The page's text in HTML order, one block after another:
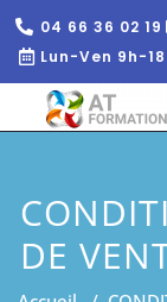
04 66 36 02 19
Lun-Ven 9h-
DE